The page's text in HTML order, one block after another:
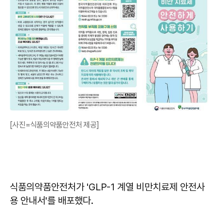
[사진=식품의약품안전처 제공]
식품의약품안전처가 'GLP-1 계열 비만치료제 안전사
용 안내서'를 배포했다.